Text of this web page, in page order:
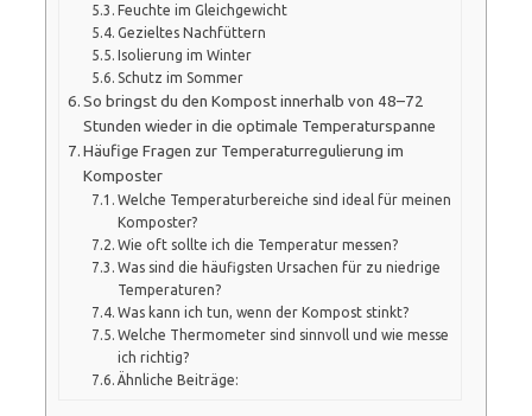
Feuchte im Gleichgewicht
Gezieltes Nachfüttern
Isolierung im Winter
Schutz im Sommer
So bringst du den Kompost innerhalb von 48–72
Stunden wieder in die optimale Temperaturspanne
Häufige Fragen zur Temperaturregulierung im
Komposter
Welche Temperaturbereiche sind ideal für meinen
Komposter?
Wie oft sollte ich die Temperatur messen?
Was sind die häufigsten Ursachen für zu niedrige
Temperaturen?
Was kann ich tun, wenn der Kompost stinkt?
Welche Thermometer sind sinnvoll und wie messe
ich richtig?
Ähnliche Beiträge: